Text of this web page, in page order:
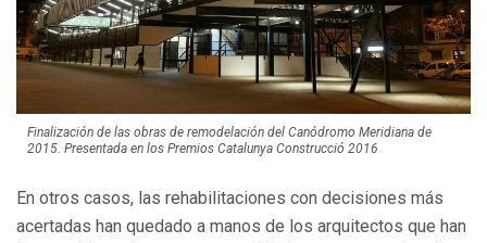
Finalización de las obras de remodelación del Canódromo Meridiana de
2015. Presentada en los Premios Catalunya Construcció 2016
En otros casos, las rehabilitaciones con decisiones más
acertadas han quedado a manos de los arquitectos que han